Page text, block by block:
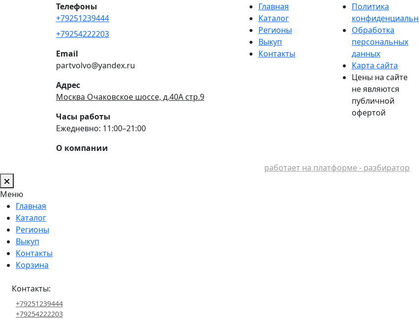
Телефоны
+79251239444
+79254222203
Email
partvolvo@yandex.ru
Адрес
Москва Очаковское шоссе, д.40А стр.9
Часы работы
Ежедневно: 11:00–21:00
О компании
Главная
Каталог
Регионы
Выкуп
Контакты
Политика
Обработка
персональных
данных
Карта сайта
Цены на сайте
не являются
публичной
офертой
работает на платформе - разбиратор
Меню
Главная
Каталог
Регионы
Выкуп
Контакты
Корзина
Контакты:
+79251239444
+79254222203